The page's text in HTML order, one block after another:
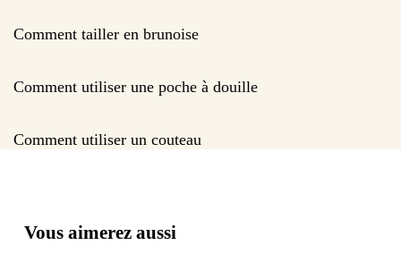
Comment tailler en brunoise
Comment utiliser une poche à douille
Comment utiliser un couteau
Vous aimerez aussi